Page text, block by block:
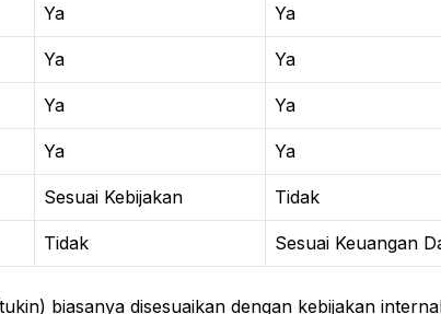
Ya Ya
Ya Ya
Ya Ya
Ya Ya
Sesuai Kebijakan Tidak
Tidak Sesuai Keuangan
biasanya disesuaikan dengan kebijakan